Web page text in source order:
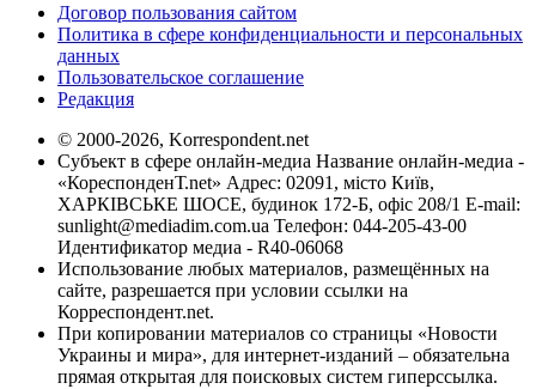
Договор пользования сайтом
Политика в сфере конфиденциальности и персональных
данных
Пользовательское соглашение
Редакция
© 2000-2026, Korrespondent.net
Субъект в сфере онлайн-медиа Название онлайн-медиа -
«КореспонденТ.net» Адрес: 02091, місто Київ,
ХАРКІВСЬКЕ ШОСЕ, будинок 172-Б, офіс 208/1 E-mail:
sunlight@mediadim.com.ua Телефон: 044-205-43-00
Идентификатор медиа - R40-06068
Использование любых материалов, размещённых на
сайте, разрешается при условии ссылки на
Корреспондент.net.
При копировании материалов со страницы «Новости
Украины и мира», для интернет-изданий – обязательна
прямая открытая для поисковых систем гиперссылка.